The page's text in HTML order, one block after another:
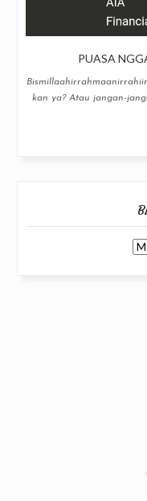
PUASA
kan ya? Atau jangan-